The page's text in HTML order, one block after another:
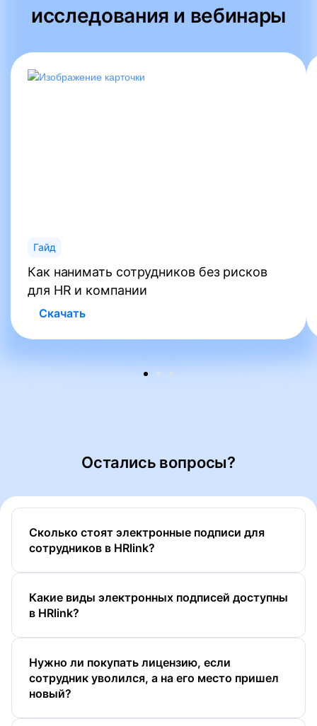
исследования и вебинары
Гайд
Как нанимать сотрудников без рисков
для HR и компании
Скачать
Остались вопросы?
Сколько стоят электронные подписи для
сотрудников в HRlink?
Какие виды электронных подписей доступны
в HRlink?
Нужно ли покупать лицензию, если
сотрудник уволился, а на его место пришел
новый?